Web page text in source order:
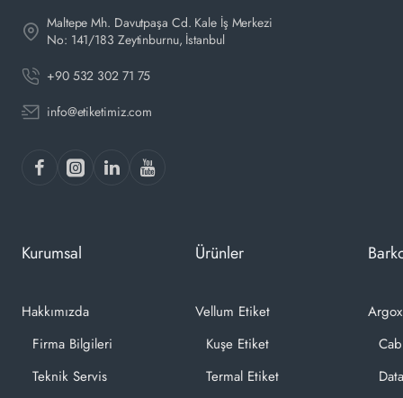
Maltepe Mh. Davutpaşa Cd. Kale İş Merkezi
No: 141/183 Zeytinburnu, İstanbul
+90 532 302 71 75
info@etiketimiz.com
Kurumsal
Hakkımızda
Firma Bilgileri
Teknik Servis
Ürünler
Vellum Etiket
Kuşe Etiket
Termal Etiket